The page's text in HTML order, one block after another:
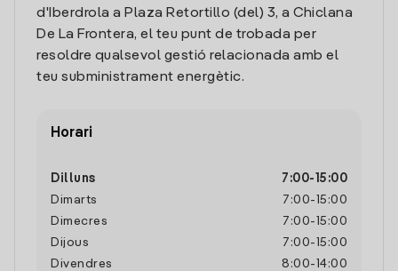
d'Iberdrola a Plaza Retortillo (del) 3, a Chiclana
De La Frontera, el teu punt de trobada per
resoldre qualsevol gestió relacionada amb el
teu subministrament energètic.
Horari
Dilluns 7:00- 15:00
Dimarts
7:00- 15:00
Dimecres
7:00- 15:00
Dijous
7:00- 15:00
Divendres
8:00- 14:00